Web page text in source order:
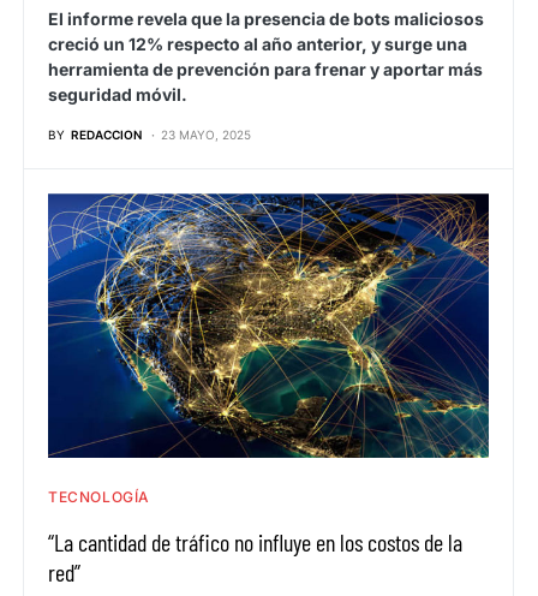
El informe revela que la presencia de bots maliciosos
creció un 12% respecto al año anterior, y surge una
herramienta de prevención para frenar y aportar más
seguridad móvil.
BY REDACCION 23 MAYO, 2025
TECNOLOGÍA
“La cantidad de tráfico no influye en los costos de la
red”